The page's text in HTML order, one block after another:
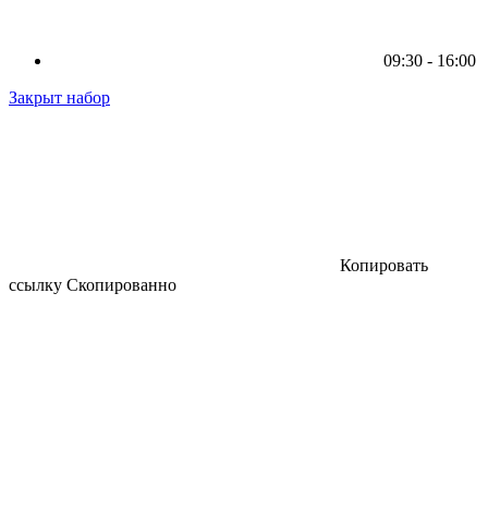
09:30 - 16:00
Закрыт набор
Копировать
ссылку Скопированно